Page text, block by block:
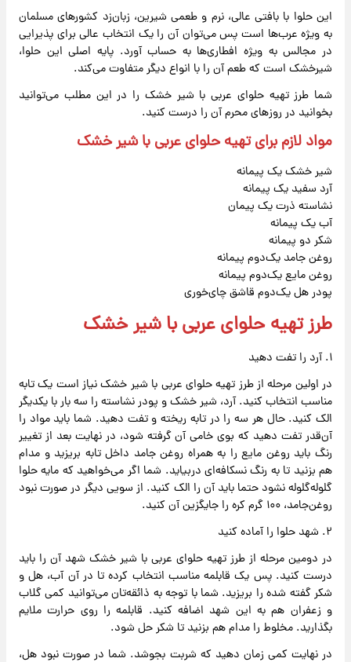
این حلوا با بافتی عالی، نرم و طعمی شیرین، زبان‌زد کشورهای مسلمان
به ویژه عرب‌ها است پس می‌توان آن را یک انتخاب عالی برای پذیرایی
در مجالس به ویژه افطاری‌ها به حساب آورد. پایه اصلی این حلوا،
شیرخشک است که طعم آن را با انواع دیگر متفاوت می‌کند.
شما طرز تهیه حلوای عربی با شیر خشک را در این مطلب می‌توانید
بخوانید در روزهای محرم آن را درست کنید.
مواد لازم برای تهیه حلوای عربی با شیر خشک
شیر خشک یک پیمانه
آرد سفید یک پیمانه
نشاسته ذرت یک پیمان
آب یک پیمانه
شکر دو پیمانه
روغن جامد یک‌دوم پیمانه
روغن مایع یک‌دوم پیمانه
پودر هل یک‌دوم قاشق چای‌خوری
طرز تهیه حلوای عربی با شیر خشک
۱. آرد را تفت دهید
در اولین مرحله از طرز تهیه حلوای عربی با شیر خشک نیاز است یک تابه
مناسب انتخاب کنید. آرد، شیر خشک و پودر نشاسته را سه بار با یکدیگر
الک کنید. حال هر سه را در تابه ریخته و تفت دهید. شما باید مواد را
آن‌قدر تفت دهید که بوی خامی آن گرفته شود، در نهایت بعد از تغییر
رنگ باید روغن مایع را به همراه روغن جامد داخل تابه بریزید و مدام
هم بزنید تا به رنگ نسکافه‌ای دربیاید. شما اگر می‌خواهید که مایه حلوا
گلوله‌گلوله نشود حتما باید آن را الک کنید. از سویی دیگر در صورت نبود
روغن‌جامد، ۱۰۰ گرم کره را جایگزین آن کنید.
۲. شهد حلوا را آماده کنید
در دومین مرحله از طرز تهیه حلوای عربی با شیر خشک شهد آن را باید
درست کنید. پس یک قابلمه مناسب انتخاب کرده تا در آن آب، هل و
شکر گفته شده را بریزید. شما با توجه به ذائقه‌تان می‌توانید کمی گلاب
و زعفران هم به این شهد اضافه کنید. قابلمه را روی حرارت ملایم
بگذارید. مخلوط را مدام هم بزنید تا شکر حل شود.
در نهایت کمی زمان دهید که شربت بجوشد. شما در صورت نبود هل،